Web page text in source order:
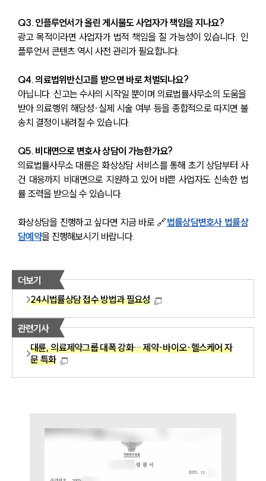
소식/자료
언론보도
공지사항
법률서식
뉴스레터/브로슈어
세미나
대륜법률상담예약
Q3. 인플루언서가 올린 게시물도 사업자가 책임을 지나요?
광고 목적이라면 사업자가 법적 책임을 질 가능성이 있습니다. 인
플루언서 콘텐츠 역시 사전 관리가 필요합니다.
Q4. 의료법위반신고를 받으면 바로 처벌되나요?
아닙니다. 신고는 수사의 시작일 뿐이며 의료법률사무소의 도움을
받아 의료행위 해당성·실제 시술 여부 등을 종합적으로 따지면 불
송치 결정이 내려질 수 있습니다.
Q5. 비대면으로 변호사 상담이 가능한가요?
의료법률사무소 대륜은 화상상담 서비스를 통해 초기 상담부터 사
건 대응까지 비대면으로 지원하고 있어 바쁜 사업자도 신속한 법
률 조력을 받으실 수 있습니다.
화상상담을 진행하고 싶다면 지금 바로 🔗법률상담변호사 법률상
담예약을 진행해보시기 바랍니다.
더보기
24시법률상담 접수 방법과 필요성
관련기사
대륜, 의료제약그룹 대폭 강화… 제약·바이오·헬스케어 자
문 특화